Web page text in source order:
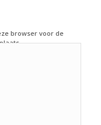
browser voor de